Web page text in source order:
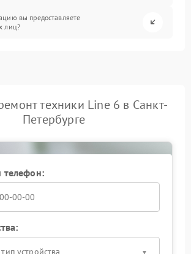
вы предоставляете
лиц?
техники Line 6 в Санкт-
Петербурге
телефон:
устройства